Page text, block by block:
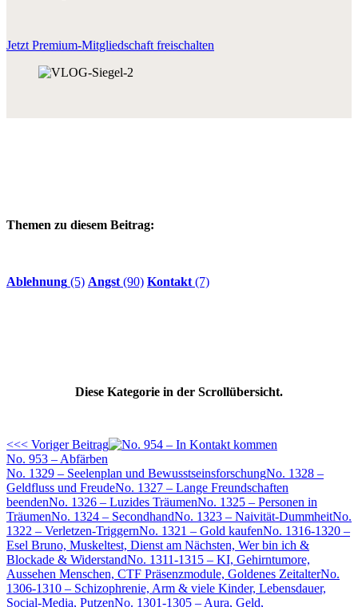
Jetzt Premium-Mitgliedschaft freischalten
Themen zu diesem Beitrag:
Ablehnung (5) Angst (90) Kontakt (7)
Diese Kategorie in der Scrollübersicht.
<<< Voriger Beitrag
No. 953 – Abfärben
No. 1329 – Seelenplan und BewusstseinsforschungNo. 1328 –
Geldfluss und FreudeNo. 1327 – Lange Freundschaften
beendenNo. 1326 – Luzides TräumenNo. 1325 – Personen in
TräumenNo. 1324 – SecondhandNo. 1323 – Naivität-DummheitNo.
1322 – Verletzen-TriggernNo. 1321 – Gold kaufenNo. 1316-1320 –
Esel Bruno, Muskeltest, Dienst am Nächsten, Wer bin ich &
Blockade & WiderstandNo. 1311-1315 – KI, Gehirntumore,
Aussehen Menschen, CTF Präsenzmodule, Goldenes ZeitalterNo.
1306-1310 – Schizophrenie, Arm & viele Kinder, Lebensdauer,
Social-Media, PutzenNo. 1301-1305 – Aura, Geld,